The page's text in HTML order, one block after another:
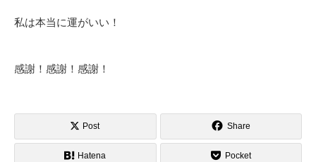
私は本当に運がいい！
感謝！感謝！感謝！
Post Share
Hatena Pocket